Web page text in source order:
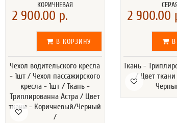
КОРИЧНЕВАЯ
2 900.00 р.
В КОРЗИНУ
Чехол водительского кресла
- 1шт / Чехол пассажирского
кресла - 1шт / Ткань -
Триплированна Астра / Цвет
ткани - Коричневый/Черный
/
2 900.00
Ткань -
/ Цвет